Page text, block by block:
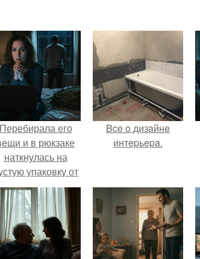
его
и в рюкзаке
наткнулась на
упаковку от
то таблеток.
Bce o дизaйнe
интepьepa.